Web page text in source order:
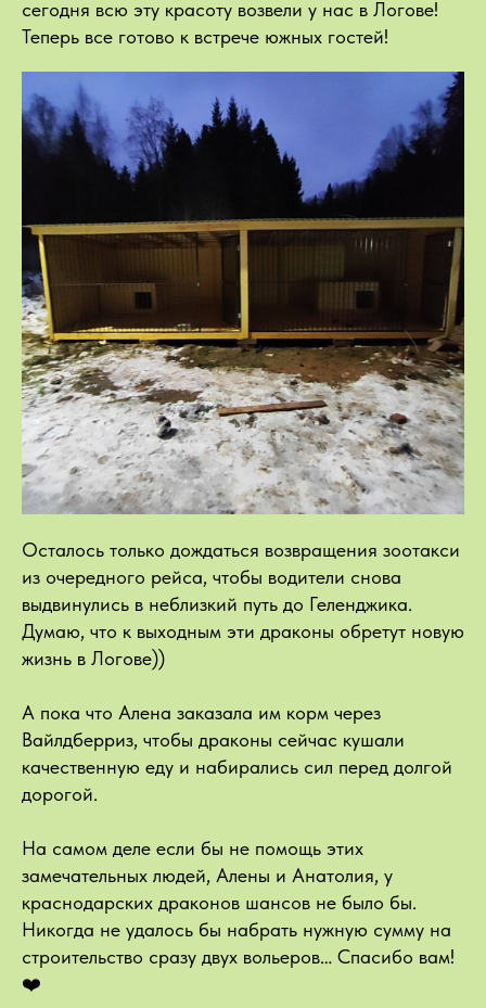
сегодня всю эту красоту возвели у нас в Логове!
Теперь все готово к встрече южных гостей!
Осталось только дождаться возвращения зоотакси
из очередного рейса, чтобы водители снова
выдвинулись в неблизкий путь до Геленджика.
Думаю, что к выходным эти драконы обретут новую
жизнь в Логове))
А пока что Алена заказала им корм через
Вайлдберриз, чтобы драконы сейчас кушали
качественную еду и набирались сил перед долгой
дорогой.
На самом деле если бы не помощь этих
замечательных людей, Алены и Анатолия, у
краснодарских драконов шансов не было бы.
Никогда не удалось бы набрать нужную сумму на
строительство сразу двух вольеров… Спасибо вам!
❤️